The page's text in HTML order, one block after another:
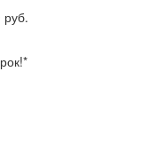
руб.